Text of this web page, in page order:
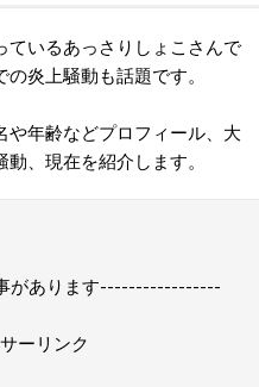
ているあっさりしょこさんで
炎上騒動も話題です。
や年齢などプロフィール、大
、現在を紹介します。
があります-----------------
ーリンク